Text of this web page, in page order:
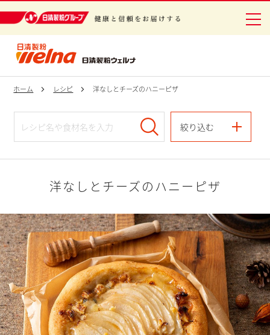
ホーム レシピ 洋なしとチーズのハニーピザ
絞り込む
洋なしとチーズのハニーピザ